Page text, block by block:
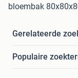
bloembak
Gerelateerde
Populaire